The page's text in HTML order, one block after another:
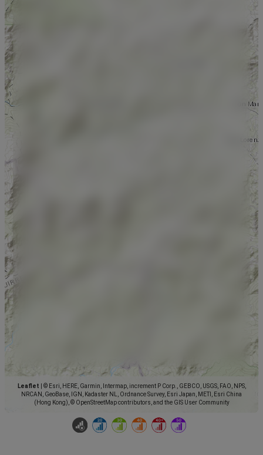
Leaflet
© Esri, HERE, Garmin, Intermap, increment P Corp., GEBCO, USGS, FAO, NPS,
NRCAN, GeoBase, IGN, Kadaster NL, Ordnance Survey, Esri Japan, METI, Esri China
(Hong Kong), © OpenStreetMap contributors, and the GIS User Community